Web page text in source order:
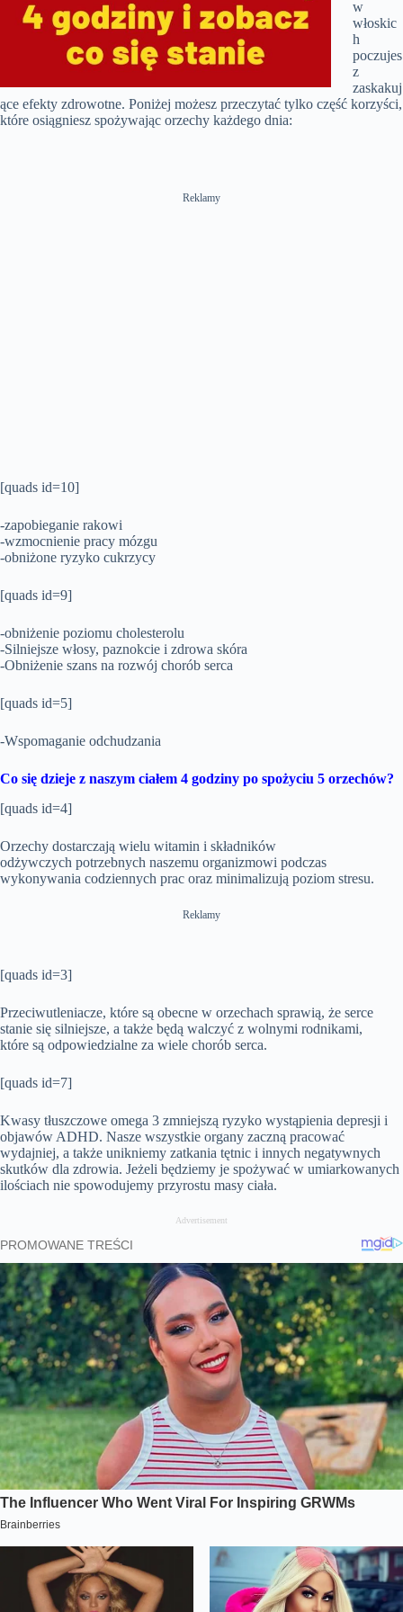
w
włoskic
h
poczujes
z
zaskakuj
ące efekty zdrowotne. Poniżej możesz przeczytać tylko część korzyści,
które osiągniesz spożywając orzechy każdego dnia:
Reklamy
[quads id=10]
-zapobieganie rakowi
-wzmocnienie pracy mózgu
-obniżone ryzyko cukrzycy
[quads id=9]
-obniżenie poziomu cholesterolu
-Silniejsze włosy, paznokcie i zdrowa skóra
-Obniżenie szans na rozwój chorób serca
[quads id=5]
-Wspomaganie odchudzania
Co się dzieje z naszym ciałem 4 godziny po spożyciu 5 orzechów?
[quads id=4]
Orzechy dostarczają wielu witamin i składników
odżywczych potrzebnych naszemu organizmowi podczas
wykonywania codziennych prac oraz minimalizują poziom stresu.
Reklamy
[quads id=3]
Przeciwutleniacze, które są obecne w orzechach sprawią, że serce
stanie się silniejsze, a także będą walczyć z wolnymi rodnikami,
które są odpowiedzialne za wiele chorób serca.
[quads id=7]
Kwasy tłuszczowe omega 3 zmniejszą ryzyko wystąpienia depresji i
objawów ADHD. Nasze wszystkie organy zaczną pracować
wydajniej, a także unikniemy zatkania tętnic i innych negatywnych
skutków dla zdrowia. Jeżeli będziemy je spożywać w umiarkowanych
ilościach nie spowodujemy przyrostu masy ciała.
Advertisement